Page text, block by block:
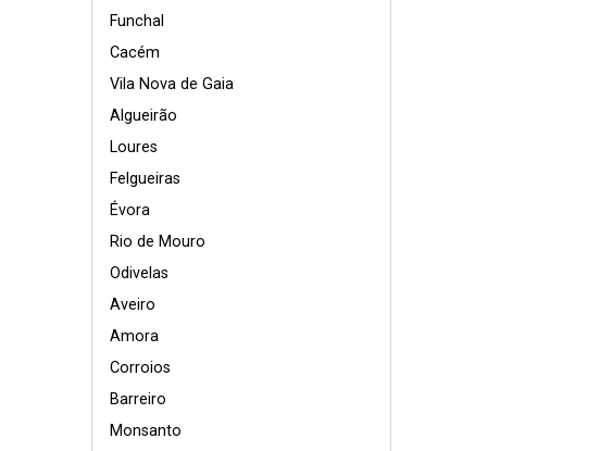
Funchal
Cacém
Vila Nova de Gaia
Algueirão
Loures
Felgueiras
Évora
Rio de Mouro
Odivelas
Aveiro
Amora
Corroios
Barreiro
Monsanto